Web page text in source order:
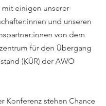
einigen unserer
und unseren
von dem
für den Übergang
(KÜR) der AWO
Konferenz stehen Chance